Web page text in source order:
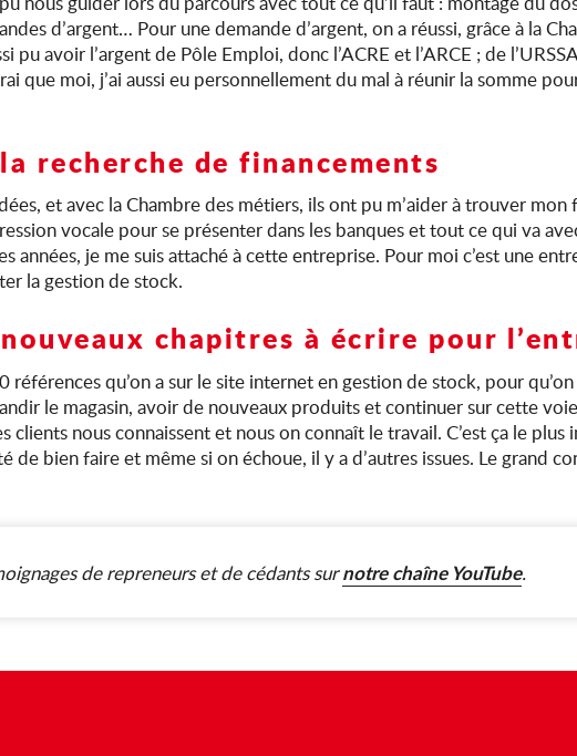
d’argent… Pour une demande d’argent, on a réussi, grâce à la
pu avoir l’argent de Pôle Emploi, donc l’ACRE et l’ARCE ; de
que moi, j’ai aussi eu personnellement du mal à réunir la somme
recherche de financements
et avec la Chambre des métiers, ils ont pu m’aider à trouver mon
vocale pour se présenter dans les banques et tout ce qui va
années, je me suis attaché à cette entreprise. Pour moi c’est une
la gestion de stock.
chapitres à écrire pour
qu’on a sur le site internet en gestion de stock, pour
le magasin, avoir de nouveaux produits et continuer sur cette
clients nous connaissent et nous on connaît le travail. C’est ça le plus
de bien faire et même si on échoue, il y a d’autres issues. Le grand
de repreneurs et de cédants surnotre chaîne YouTube.